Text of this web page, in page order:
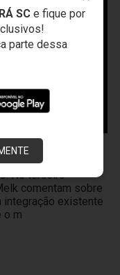
SCe fique por
parte dessa
PodFalar,
No terceiro
comentam sobre
integração existente
o m